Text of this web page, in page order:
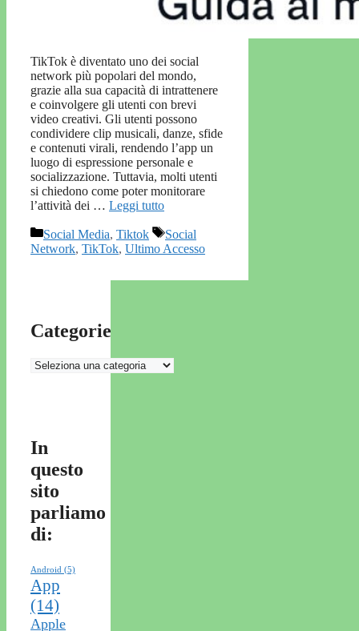
TikTok è diventato uno dei social
network più popolari del mondo,
grazie alla sua capacità di intrattenere
e coinvolgere gli utenti con brevi
video creativi. Gli utenti possono
condividere clip musicali, danze, sfide
e contenuti virali, rendendo l’app un
luogo di espressione personale e
socializzazione. Tuttavia, molti utenti
si chiedono come poter monitorare
l’attività dei … Leggi tutto
Categorie
Social Media, Tiktok Tag
Social
Network, TikTok, Ultimo Accesso
Categorie
Categorie
In
questo
sito
parliamo
di:
Android (5)
App
(14)
Apple